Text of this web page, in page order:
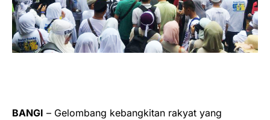
BANGI – Gelombang kebangkitan rakyat yang